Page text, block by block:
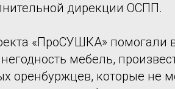
дирекции ОСПП.
«ПроСУШКА» помогали
мебель,
оренбуржцев, которые не